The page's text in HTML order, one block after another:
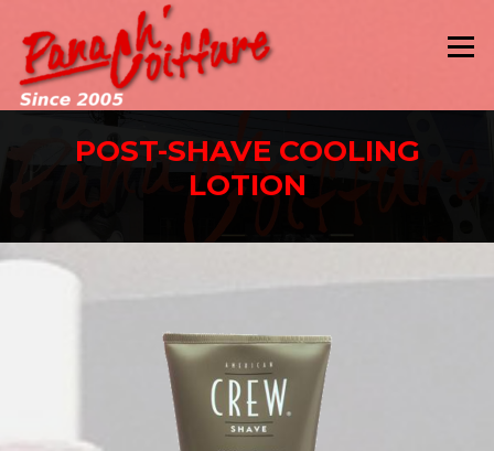
contenu
Menu
POST-SHAVE COOLING
LOTION